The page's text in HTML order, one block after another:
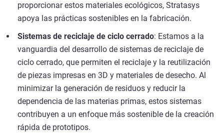
proporcionar estos materiales ecológicos, Stratasys
apoya las prácticas sostenibles en la fabricación.
Sistemas de reciclaje de ciclo cerrado: Estamos a la
vanguardia del desarrollo de sistemas de reciclaje de
ciclo cerrado, que permiten el reciclaje y la reutilización
de piezas impresas en 3D y materiales de desecho. Al
minimizar la generación de residuos y reducir la
dependencia de las materias primas, estos sistemas
contribuyen a un enfoque más sostenible de la creación
rápida de prototipos.